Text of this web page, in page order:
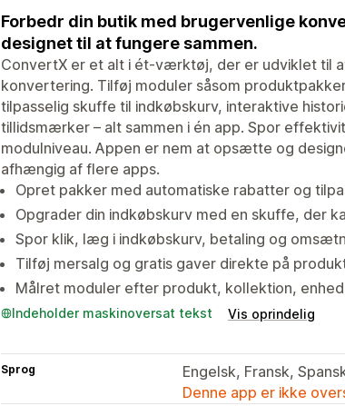
Forbedr din butik med brugervenlige
designet til at fungere sammen.
ConvertX er et alt i ét-værktøj, der er udviklet til
konvertering. Tilføj moduler såsom
tilpasselig skuffe til indkøbskurv, interaktive
tillidsmærker – alt sammen i én app. Spor
modulniveau. Appen er nem at opsætte og
afhængig af flere apps.
Opret pakker med automatiske rabatter og
Opgrader din indkøbskurv med en skuffe, der
Spor klik, læg i indkøbskurv, betaling og
Tilføj mersalg og gratis gaver direkte på
Målret moduler efter produkt, kollektion,
Indeholder maskinoversat tekst Vis oprindelig
Sprog
Engelsk, Fransk,
Denne app er ikke